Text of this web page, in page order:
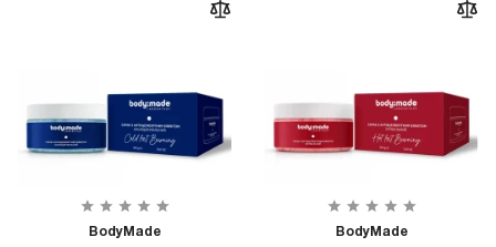
BodyMade BodyMade